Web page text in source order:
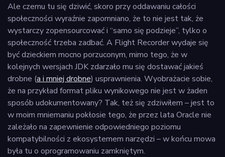
Ale czemu tu się dziwić, skoro przy oddawaniu całości
społeczności wyraźnie zapomniano, że to nie jest tak, że
wystarczy zopensourcować i “samo się podzieje”, tylko o
społeczność trzeba zadbać. A Flight Recorder wydaje się
być dzieckiem mocno porzuconym, mimo tego, że w
kolejnych wersjach JDK zdarzało mu się dostawać jakieś
drobne (a i mniej drobne) usprawnienia. Wyobrażacie sobie,
że na przykład format pliku wynikowego nie jest w żaden
sposób udokumentowany? Tak, też się zdziwiłem – jest to
w moim mniemaniu pokłosie tego, że przez lata Oracle nie
zależało na zapewnienie odpowiedniego poziomu
kompatybilności z ekosystemem narzędzi – w końcu mowa
była tu o oprogramowaniu zamkniętym.